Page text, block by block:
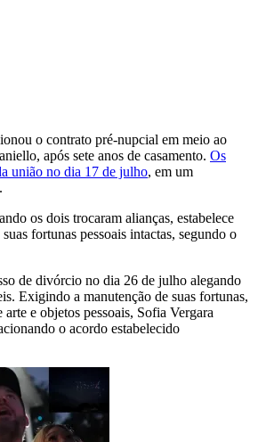
o contrato pré-nupcial em meio ao
após sete anos de casamento. Os
união no dia 17 de julho, em um
os dois trocaram alianças, estabelece
fortunas pessoais intactas, segundo o
de divórcio no dia 26 de julho alegando
Exigindo a manutenção de suas fortunas,
e objetos pessoais, Sofia Vergara
o acordo estabelecido